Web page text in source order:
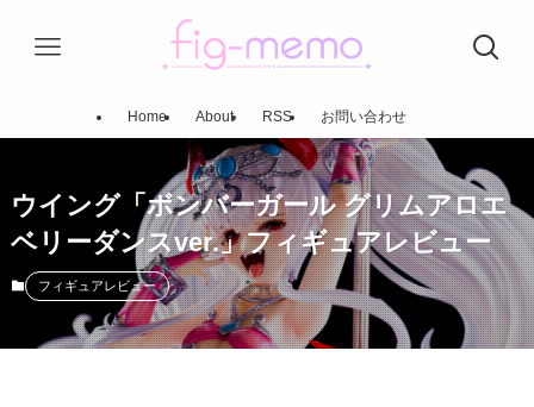
Home About RSS お問い合わせ
ウイング「ボンバーガール グリムアロエ
ベリーダンスver.」フィギュアレビュー
フィギュアレビュー